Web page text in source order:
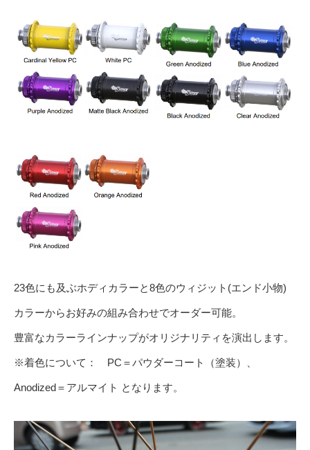
23色にも及ぶホディカラーと8色のウィジット(エンド小物)
カラーからお好みの組み合わせでオーダー可能。
豊富なカラーラインナップがオリジナリティを演出します。
※着色について： PC＝パウダーコート（塗装）、
Anodized＝アルマイト となります。